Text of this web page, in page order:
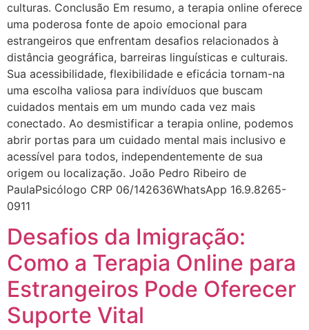
culturas. Conclusão Em resumo, a terapia online oferece
uma poderosa fonte de apoio emocional para
estrangeiros que enfrentam desafios relacionados à
distância geográfica, barreiras linguísticas e culturais.
Sua acessibilidade, flexibilidade e eficácia tornam-na
uma escolha valiosa para indivíduos que buscam
cuidados mentais em um mundo cada vez mais
conectado. Ao desmistificar a terapia online, podemos
abrir portas para um cuidado mental mais inclusivo e
acessível para todos, independentemente de sua
origem ou localização. João Pedro Ribeiro de
PaulaPsicólogo CRP 06/142636WhatsApp 16.9.8265-
0911
Desafios da Imigração:
Como a Terapia Online para
Estrangeiros Pode Oferecer
Suporte Vital